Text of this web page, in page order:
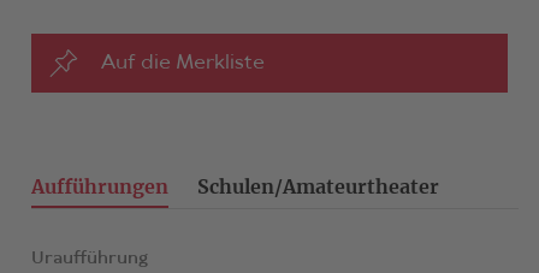
Auf die Merkliste
Aufführungen Schulen/Amateurtheater
Uraufführung